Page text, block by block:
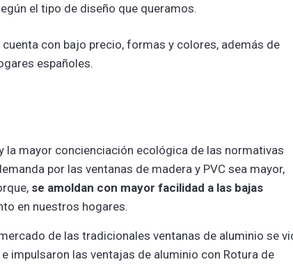
el tipo de diseño que queramos.
con bajo precio, formas y colores, además de
españoles.
mayor concienciación ecológica de las normativas
por las ventanas de madera y PVC sea mayor,
se amoldan con mayor facilidad a las bajas
en nuestros hogares.
de las tradicionales ventanas de aluminio se
impulsaron las ventajas de aluminio con Rotura de